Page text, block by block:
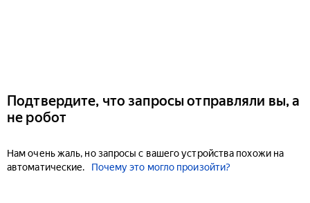
Подтвердите, что запросы отправляли вы, а
не робот
Нам очень жаль, но запросы с вашего устройства похожи на
автоматические.
Почему это могло произойти?